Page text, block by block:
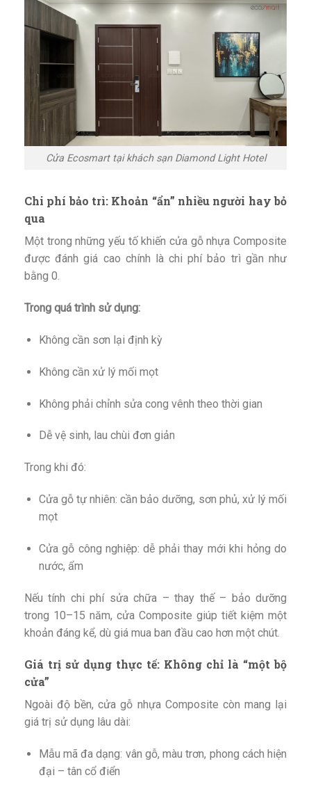
Cửa Ecosmart tại khách sạn Diamond Light Hotel
Chi phí bảo trì: Khoản “ẩn” nhiều người hay bỏ
qua
Một trong những yếu tố khiến cửa gỗ nhựa Composite
được đánh giá cao chính là chi phí bảo trì gần như
bằng 0.
Trong quá trình sử dụng:
Không cần sơn lại định kỳ
Không cần xử lý mối mọt
Không phải chỉnh sửa cong vênh theo thời gian
Dễ vệ sinh, lau chùi đơn giản
Trong khi đó:
Cửa gỗ tự nhiên: cần bảo dưỡng, sơn phủ, xử lý mối
mọt
Cửa gỗ công nghiệp: dễ phải thay mới khi hỏng do
nước, ẩm
Nếu tính chi phí sửa chữa – thay thế – bảo dưỡng
trong 10–15 năm, cửa Composite giúp tiết kiệm một
khoản đáng kể, dù giá mua ban đầu cao hơn một chút.
Giá trị sử dụng thực tế: Không chỉ là “một bộ
cửa”
Ngoài độ bền, cửa gỗ nhựa Composite còn mang lại
giá trị sử dụng lâu dài:
Mẫu mã đa dạng: vân gỗ, màu trơn, phong cách hiện
đại – tân cổ điển